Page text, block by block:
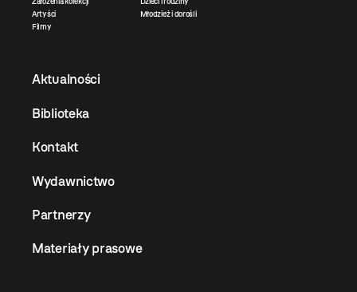
Artyści
Filmy
Młodzież i dorośli
Aktualności
Biblioteka
Kontakt
Wydawnictwo
Partnerzy
Materiały prasowe